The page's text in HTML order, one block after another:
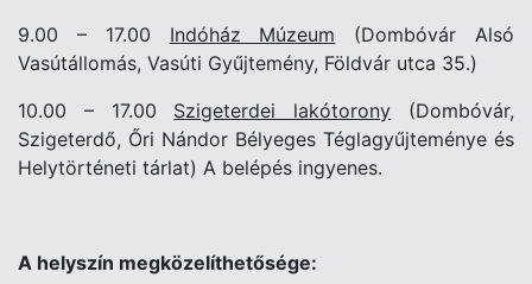
9.00 – 17.00 Indóház Múzeum (Dombóvár Alsó
Vasútállomás, Vasúti Gyűjtemény, Földvár utca 35.)
10.00 – 17.00 Szigeterdei lakótorony (Dombóvár,
Szigeterdő, Őri Nándor Bélyeges Téglagyűjteménye és
Helytörténeti tárlat) A belépés ingyenes.
A helyszín megközelíthetősége: